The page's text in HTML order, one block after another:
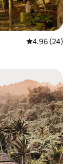
レビュー24
4.96 (24)